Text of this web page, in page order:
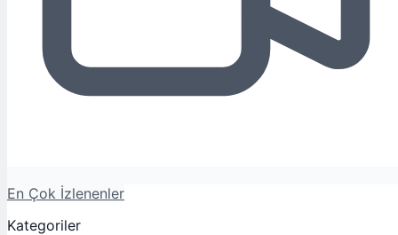
En Çok İzlenenler
Kategoriler